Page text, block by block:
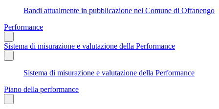
Bandi attualmente in pubblicazione nel Comune di Offanengo
Performance
Sistema di misurazione e valutazione della Performance
Sistema di misurazione e valutazione della Performance
Piano della performance